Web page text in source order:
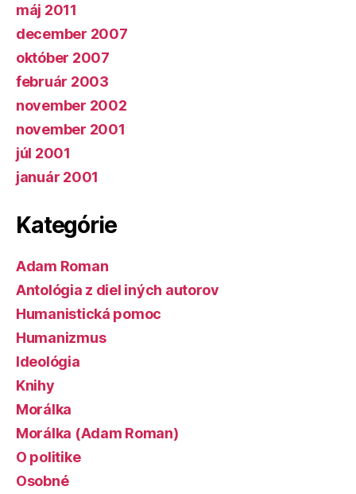
máj 2011
december 2007
október 2007
február 2003
november 2002
november 2001
júl 2001
január 2001
Kategórie
Adam Roman
Antológia z diel iných autorov
Humanistická pomoc
Humanizmus
Ideológia
Knihy
Morálka
Morálka (Adam Roman)
O politike
Osobné